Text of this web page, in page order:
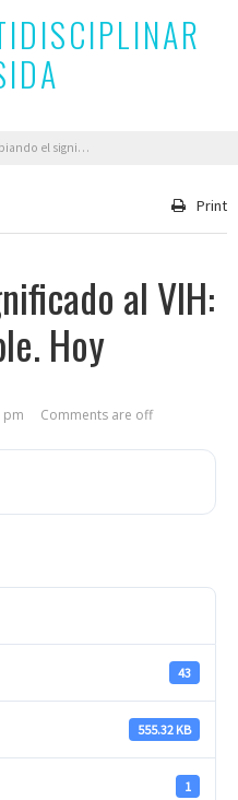
al VIH: Vivir, indectectable. Hoy
Print
al VIH:
Hoy
pm Comments are off
43
555.32 KB
1